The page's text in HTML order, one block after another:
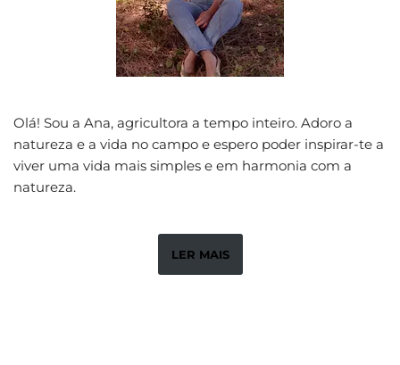
Olá! Sou a Ana, agricultora a tempo inteiro. Adoro a
natureza e a vida no campo e espero poder inspirar-te a
viver uma vida mais simples e em harmonia com a
natureza.
LER MAIS